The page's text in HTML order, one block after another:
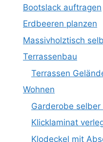
Bootslack auftragen
Erdbeeren planzen
Massivholztisch
Terrassenbau
Terrassen
Wohnen
Garderobe selber
Klicklaminat
Klodeckel mit